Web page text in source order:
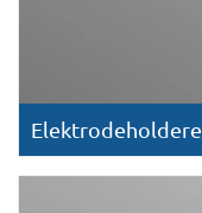
Elektrodeholdere